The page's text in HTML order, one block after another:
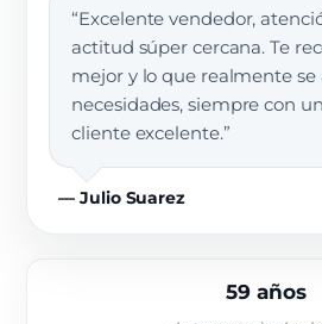
“Excelente vendedor,
actitud súper cercana. Te
mejor y lo que realmente se
necesidades, siempre con
cliente excelente.”
— Julio Suarez
59 años